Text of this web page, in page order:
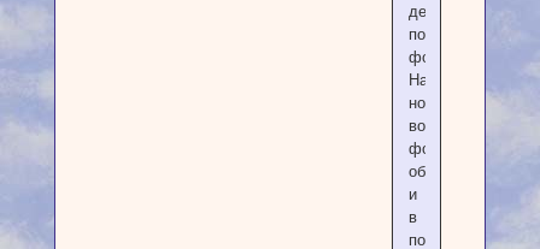
делается
по
фото.
На
новолуние
возьмите
фотографии
оберегаемых
и
в
полночь